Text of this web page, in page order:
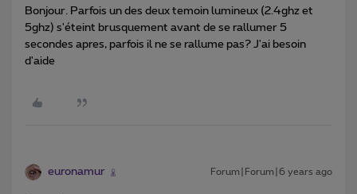
Bonjour. Parfois un des deux temoin lumineux (2.4ghz et
5ghz) s'éteint brusquement avant de se rallumer 5
secondes apres, parfois il ne se rallume pas? J'ai besoin
d'aide
euronamur Forum|Forum|6 years ago